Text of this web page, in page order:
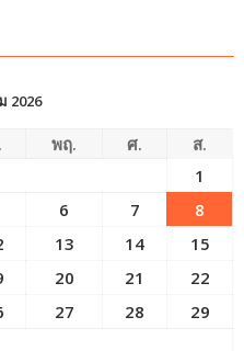
2026
พฤ. ศ.
ส.
1
6 7
8
13 14
15
20 21
22
27 28
29